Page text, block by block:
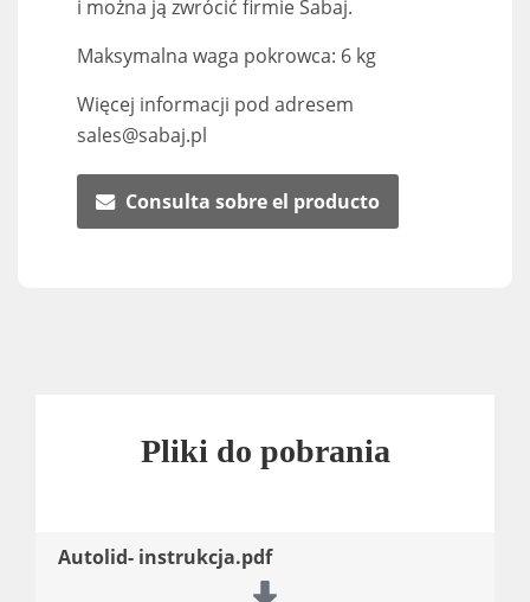
i można ją zwrócić firmie Sabaj.
Maksymalna waga pokrowca: 6 kg
Więcej informacji pod adresem
sales@sabaj.pl
Consulta sobre el producto
Pliki do pobrania
Autolid- instrukcja.pdf